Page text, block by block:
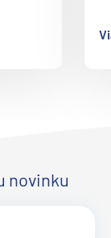
novinku